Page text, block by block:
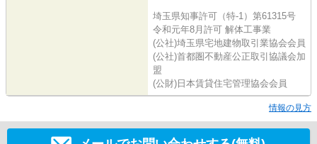
埼玉県知事許可（特-1）第61315号
令和元年8月許可 解体工事業
(公社)埼玉県宅地建物取引業協会会員
(公社)首都圏不動産公正取引協議会加
盟
(公財)日本賃貸住宅管理協会会員
情報の見方